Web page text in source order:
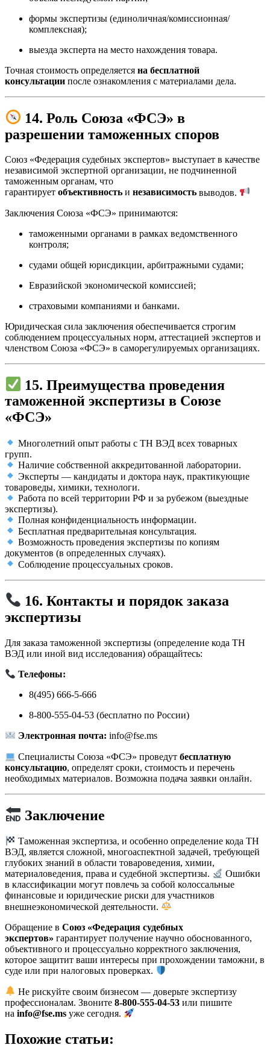
формы экспертизы (единоличная/комиссионная/
комплексная);
выезда эксперта на место нахождения товара.
Точная стоимость определяется на бесплатной
консультации после ознакомления с материалами дела.
14. Роль Союза «ФСЭ» в
разрешении таможенных споров
Союз «Федерация судебных экспертов» выступает в качестве
независимой экспертной организации, не подчиненной
таможенным органам, что
гарантирует объективность и независимость выводов.
Заключения Союза «ФСЭ» принимаются:
таможенными органами в рамках ведомственного
контроля;
судами общей юрисдикции, арбитражными судами;
Евразийской экономической комиссией;
страховыми компаниями и банками.
Юридическая сила заключения обеспечивается строгим
соблюдением процессуальных норм, аттестацией экспертов и
членством Союза «ФСЭ» в саморегулируемых организациях.
15. Преимущества проведения
таможенной экспертизы в Союзе
«ФСЭ»
Многолетний опыт работы с ТН ВЭД всех товарных
групп.
Наличие собственной аккредитованной лаборатории.
Эксперты — кандидаты и доктора наук, практикующие
товароведы, химики, технологи.
Работа по всей территории РФ и за рубежом (выездные
экспертизы).
Полная конфиденциальность информации.
Бесплатная предварительная консультация.
Возможность проведения экспертизы по копиям
документов (в определенных случаях).
Соблюдение процессуальных сроков.
16. Контакты и порядок заказа
экспертизы
Для заказа таможенной экспертизы (определение кода ТН
ВЭД или иной вид исследования) обращайтесь:
Телефоны:
8(495) 666-5-666
8-800-555-04-53 (бесплатно по России)
Электронная почта: info@fse.ms
Специалисты Союза «ФСЭ» проведутбесплатную
консультацию, определят сроки, стоимость и перечень
необходимых материалов. Возможна подача заявки онлайн.
Заключение
Таможенная экспертиза, и особенно определение кода ТН
ВЭД, является сложной, многоаспектной задачей, требующей
глубоких знаний в области товароведения, химии,
материаловедения, права и судебной экспертизы.
Ошибки
в классификации могут повлечь за собой колоссальные
финансовые и юридические риски для участников
внешнеэкономической деятельности.
Обращение в Союз «Федерация судебных
экспертов» гарантирует получение научно обоснованного,
объективного и процессуально корректного заключения,
которое защитит ваши интересы при прохождении таможни, в
суде или при налоговых проверках.
Не рискуйте своим бизнесом — доверьте экспертизу
профессионалам. Звоните 8-800-555-04-53 или пишите
на info@fse.ms уже сегодня.
Похожие статьи: